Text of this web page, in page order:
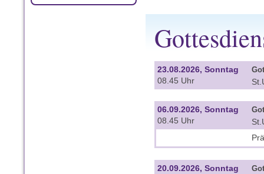
23.08.2026, Sonntag
08.45 Uhr
06.09.2026, Sonntag
08.45 Uhr
20.09.2026, Sonntag